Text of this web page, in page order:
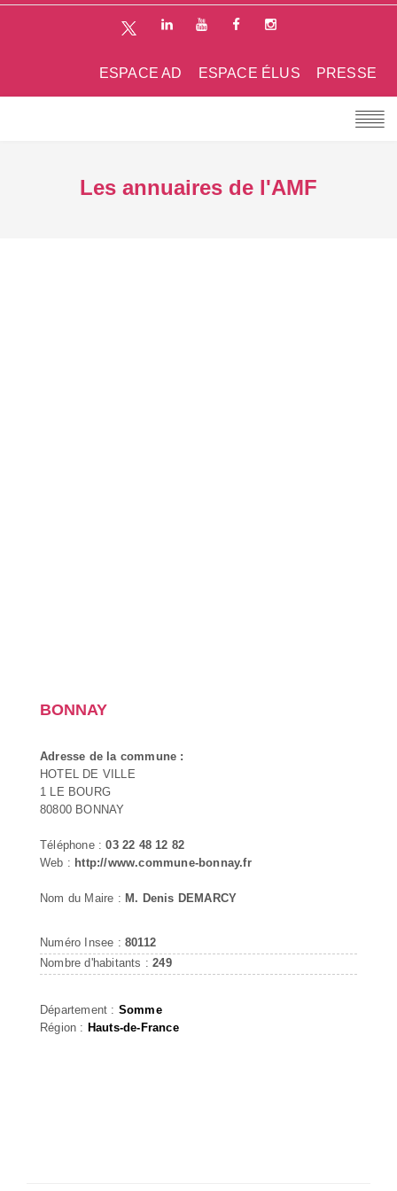
PRESSE
ESPACE ÉLUS
ESPACE AD
Les annuaires de l'AMF
BONNAY
Adresse de la commune :
HOTEL DE VILLE
1 LE BOURG
80800 BONNAY
Téléphone :03 22 48 12 82
Web : http://www.commune-bonnay.fr
Nom du Maire : M. Denis DEMARCY
Numéro Insee : 80112
Nombre d'habitants :249
Département : Somme
Région : Hauts-de-France